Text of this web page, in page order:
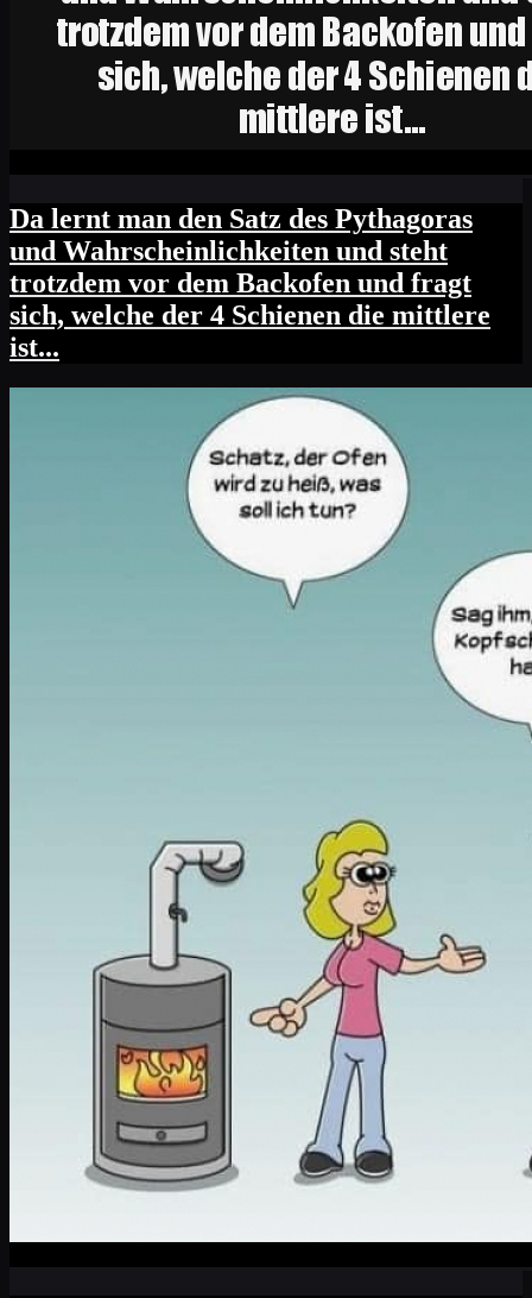
Da lernt man den Satz des Pythagoras
und Wahrscheinlichkeiten und steht
trotzdem vor dem Backofen und fragt
sich, welche der 4 Schienen die mittlere
ist...